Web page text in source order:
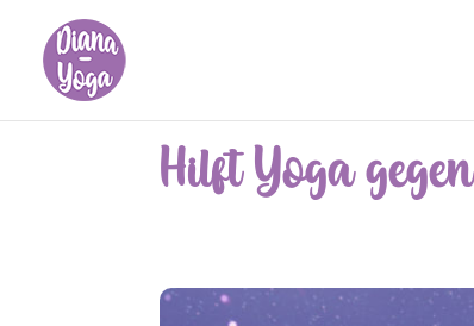
Hilft Yoga